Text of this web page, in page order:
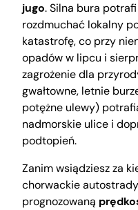
jugo. Silna bura
rozdmuchać lokalny
katastrofę, co przy
opadów w lipcu i
zagrożenie dla
gwałtowne, letnie
potężne ulewy)
nadmorskie ulice i
podtopień.
Zanim wsiądziesz za
chorwackie
prognozowaną